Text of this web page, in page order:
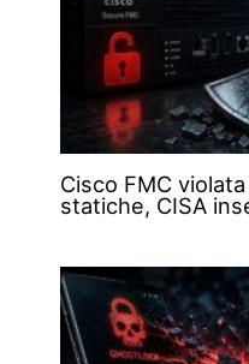
Cisco FMC
statiche, CISA